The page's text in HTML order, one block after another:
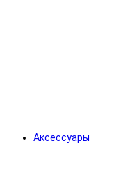
Аксессуары